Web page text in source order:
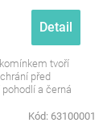
Detail
tvoří
před
a černá
Kód: 63100001